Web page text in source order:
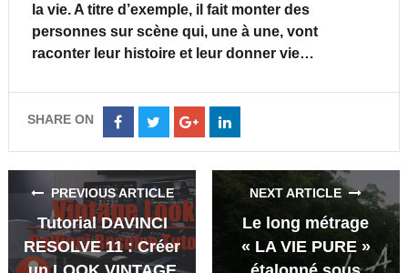
la vie. A titre d’exemple, il fait monter des
personnes sur scène qui, une à une, vont
raconter leur histoire et leur donner vie…
SHARE ON
Share
Facebook
Share
Twitter
Share
Google+
Share
LinkedIn
PREVIOUS ARTICLE
Tutorial DAVINCI
RESOLVE 11 : Créer
NEXT ARTICLE
Le long métrage
« LA VIE PURE »